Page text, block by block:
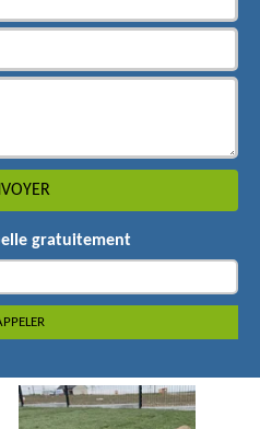
gratuitement